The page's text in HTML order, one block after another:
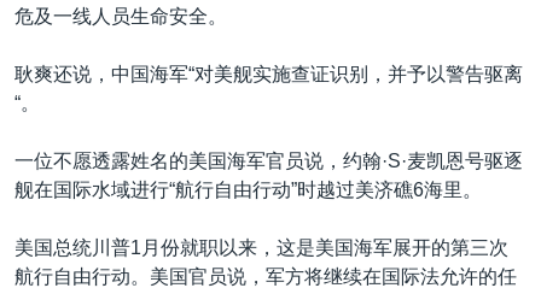
关注新疆
GEN Z 看美国
危及一线人员生命安全。
耿爽还说，中国海军“对美舰实施查证识别，并予以警告驱离
“。
一位不愿透露姓名的美国海军官员说，约翰·S·麦凯恩号驱逐
舰在国际水域进行“航行自由行动”时越过美济礁6海里。
美国总统川普1月份就职以来，这是美国海军展开的第三次
航行自由行动。美国官员说，军方将继续在国际法允许的任